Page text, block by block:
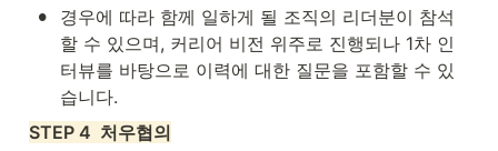
•
경우에 따라 함께 일하게 될 조직의 리더분이 참석
할 수 있으며, 커리어 비전 위주로 진행되나 1차 인
터뷰를 바탕으로 이력에 대한 질문을 포함할 수 있
습니다.
STEP 4  처우협의